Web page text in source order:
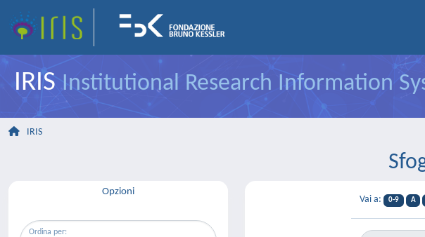
IRISInstitutional Research Information
IRIS
Opzioni
Ordina per:
Vai a: 0-9 A